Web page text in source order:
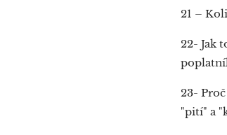
21 –
22- Jak
23-
"pití" a